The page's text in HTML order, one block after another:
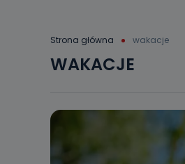
Strona główna wakacje
WAKACJE